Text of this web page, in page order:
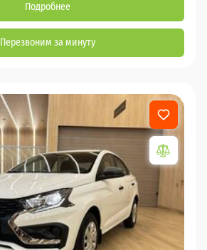
Подробнее
Перезвоним за минуту